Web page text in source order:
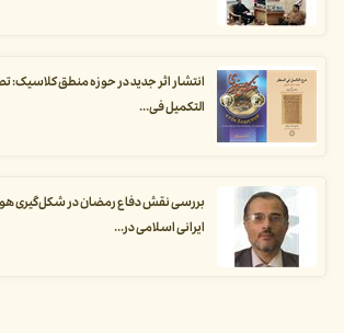
انتشار اثر جدید در حوزه منطق کلاسیک:
التکمیل فی...
بررسی نقش دفاع رمضان در شکل‌گیری
ایرانی اسلامی در...